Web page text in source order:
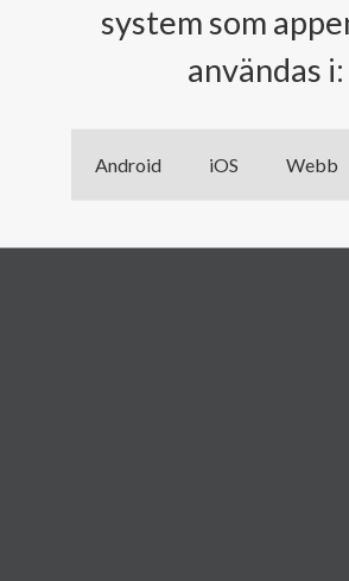
system som
användas i:
Android iOS Webb